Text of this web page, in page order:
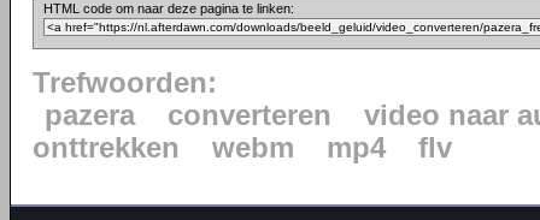
HTML code om naar deze pagina te linken:
Trefwoorden:
pazera
converteren
video naar
onttrekken
webm mp4 flv